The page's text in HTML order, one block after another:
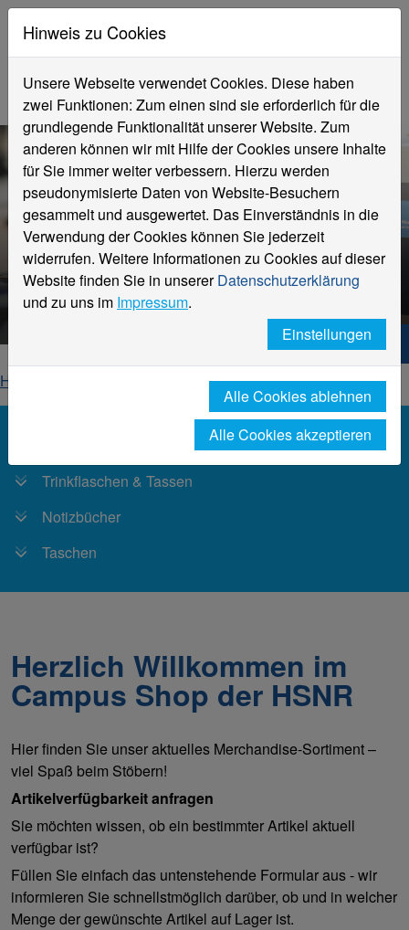
Campus Shop
Hochschule Niederrhein
Hochschule Niederrhein. Dein Weg.
Home
Campus Shop
Trinkflaschen & Tassen
Notizbücher
Taschen
Herzlich Willkommen im
Campus Shop der HSNR
Hier finden Sie unser aktuelles Merchandise-Sortiment –
viel Spaß beim Stöbern!
Artikelverfügbarkeit anfragen
Sie möchten wissen, ob ein bestimmter Artikel aktuell
verfügbar ist?
Füllen Sie einfach das untenstehende Formular aus - wir
informieren Sie schnellstmöglich darüber, ob und in welcher
Menge der gewünschte Artikel auf Lager ist.
Hinweis zu Cookies
Unsere Webseite verwendet Cookies. Diese haben
zwei Funktionen: Zum einen sind sie erforderlich für die
grundlegende Funktionalität unserer Website. Zum
anderen können wir mit Hilfe der Cookies unsere Inhalte
für Sie immer weiter verbessern. Hierzu werden
pseudonymisierte Daten von Website-Besuchern
gesammelt und ausgewertet. Das Einverständnis in die
Verwendung der Cookies können Sie jederzeit
widerrufen. Weitere Informationen zu Cookies auf dieser
Website finden Sie in unsererDatenschutzerklärung
und zu uns im Impressum.
Einstellungen
Alle Cookies ablehnen
Alle Cookies akzeptieren